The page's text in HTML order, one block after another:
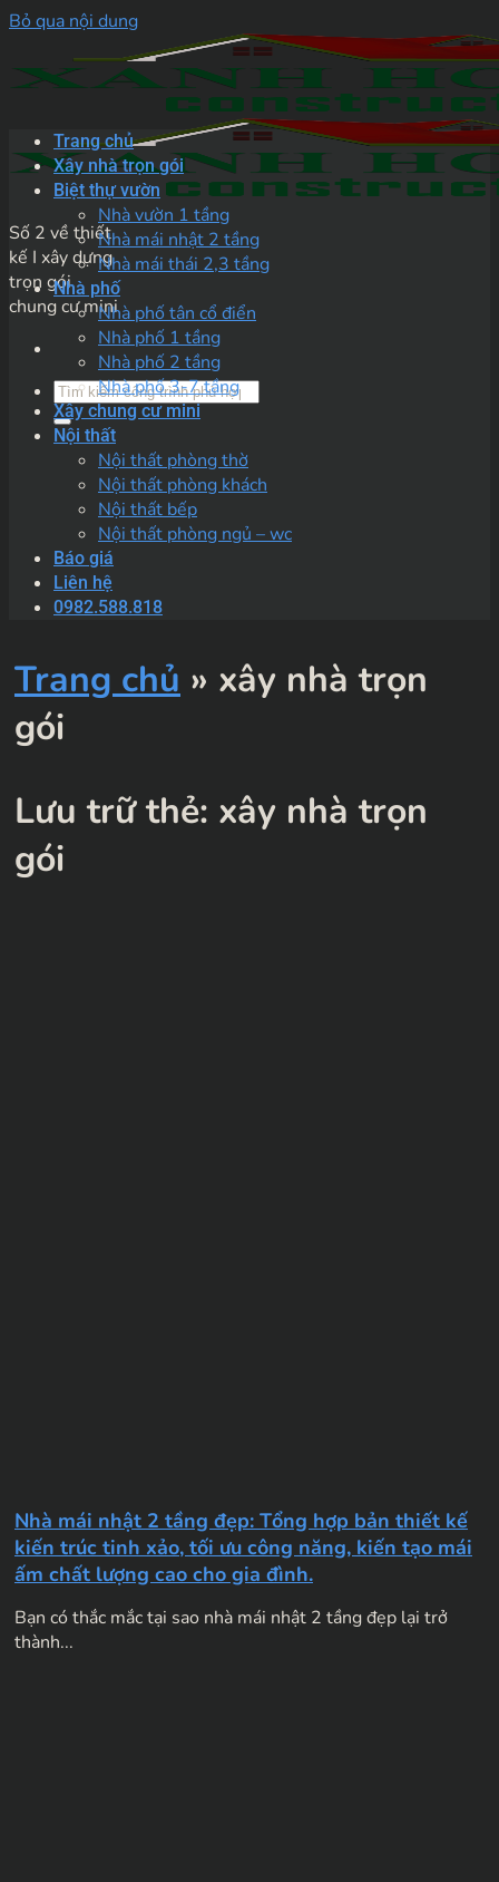
Bỏ qua nội dung
Số 2 về thiết
kế I xây dựng
trọn gói
chung cư mini
Trang chủ
Xây nhà trọn gói
Biệt thự vườn
Nhà vườn 1 tầng
Nhà mái nhật 2 tầng
Nhà mái thái 2,3 tầng
Nhà phố
Nhà phố tân cổ điển
Nhà phố 1 tầng
Nhà phố 2 tầng
Nhà phố 3-7 tầng
Xây chung cư mini
Nội thất
Nội thất phòng thờ
Nội thất phòng khách
Nội thất bếp
Nội thất phòng ngủ – wc
Báo giá
Liên hệ
0982.588.818
Trang chủ » xây nhà trọn
gói
Lưu trữ thẻ: xây nhà trọn
gói
Nhà mái nhật 2 tầng đẹp: Tổng hợp bản thiết kế
kiến trúc tinh xảo, tối ưu công năng, kiến tạo mái
ấm chất lượng cao cho gia đình.
Bạn có thắc mắc tại sao nhà mái nhật 2 tầng đẹp lại trở
thành...